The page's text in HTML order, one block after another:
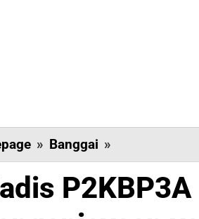
» Banggai »
P2KBP3A
Banggai
Tangani